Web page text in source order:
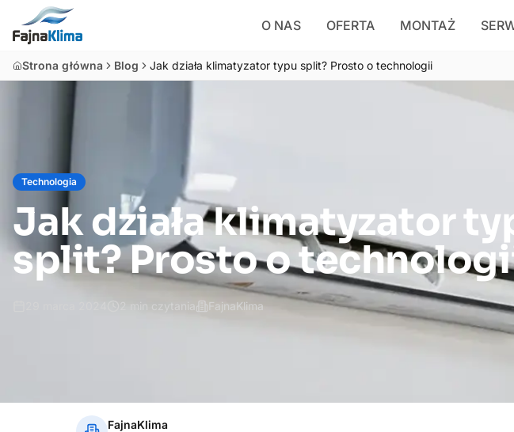
O NAS OFERTA MONTAŻ
Strona główna Blog Jak działa klimatyzator typu split? Prosto o technologii
Technologia
Jak działa klimatyzator
split? Prosto o
min czytania FajnaKlima
FajnaKlima